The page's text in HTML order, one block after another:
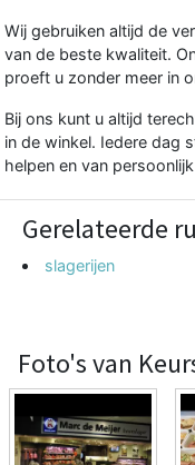
Wij gebruiken altijd de
van de beste kwaliteit.
proeft u zonder meer in
Bij ons kunt u altijd
in de winkel. Iedere dag
helpen en van
Gerelateerde
slagerijen
Foto's van